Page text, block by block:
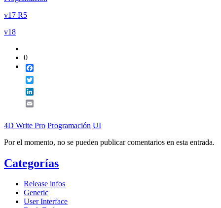
v17 R5
v18
0
4D Write Pro Programación UI
Por el momento, no se pueden publicar comentarios en esta entrada.
Categorías
Release infos
Generic
User Interface